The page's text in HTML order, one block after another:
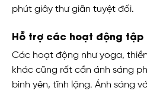
phút giây thư giãn tuyệt đối.
Hỗ trợ các hoạt động tập
Các hoạt động như yoga,
khác cũng rất cần ánh sáng
bình yên, tĩnh lặng. Ánh sáng